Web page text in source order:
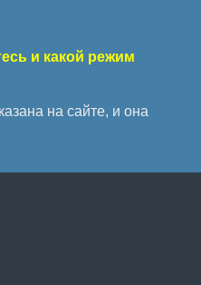
и какой режим
на сайте, и она